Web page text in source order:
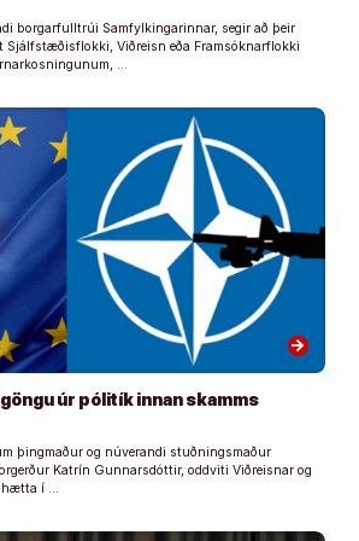
borgarfulltrúi Samfylkingarinnar, segir að þeir
Sjálfstæðisflokki, Viðreisn eða Framsóknarflokki
…
arrow_forward
úr pólitík innan skamms
þingmaður og núverandi stuðningsmaður
Katrín Gunnarsdóttir, oddviti Viðreisnar og
hætta í …